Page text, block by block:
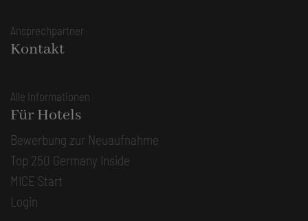
Ansprechpartner
Kontakt
Alle Informationen
Für Hotels
Bewerbung zur Neuaufnahme
Top 250 Germany Inside
MICE Start
Login